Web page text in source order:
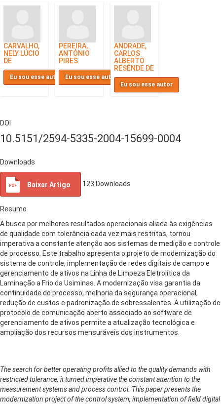
CARVALHO,
NELY LÚCIO
DE
Eu sou esse autor
PEREIRA,
ANTÔNIO
PIRES
Eu sou esse autor
ANDRADE,
CARLOS
ALBERTO
RESENDE DE
Eu sou esse autor
DOI
10.5151/2594-5335-2004-15699-0004
Downloads
Baixar Artigo 123 Downloads
Resumo
A busca por melhores resultados operacionais aliada às exigências
de qualidade com tolerância cada vez mais restritas, tornou
imperativa a constante atenção aos sistemas de medição e controle
de processo. Este trabalho apresenta o projeto de modernização do
sistema de controle, implementação de redes digitais de campo e
gerenciamento de ativos na Linha de Limpeza Eletrolítica da
Laminação a Frio da Usiminas. A modernização visa garantia da
continuidade do processo, melhoria da segurança operacional,
redução de custos e padronização de sobressalentes. A utilização de
protocolo de comunicação aberto associado ao software de
gerenciamento de ativos permite a atualização tecnológica e
ampliação dos recursos mensuráveis dos instrumentos.
The search for better operating profits allied to the quality demands with
restricted tolerance, it turned imperative the constant attention to the
measurement systems and process control. This paper presents the
modernization project of the control system, implementation of field digital